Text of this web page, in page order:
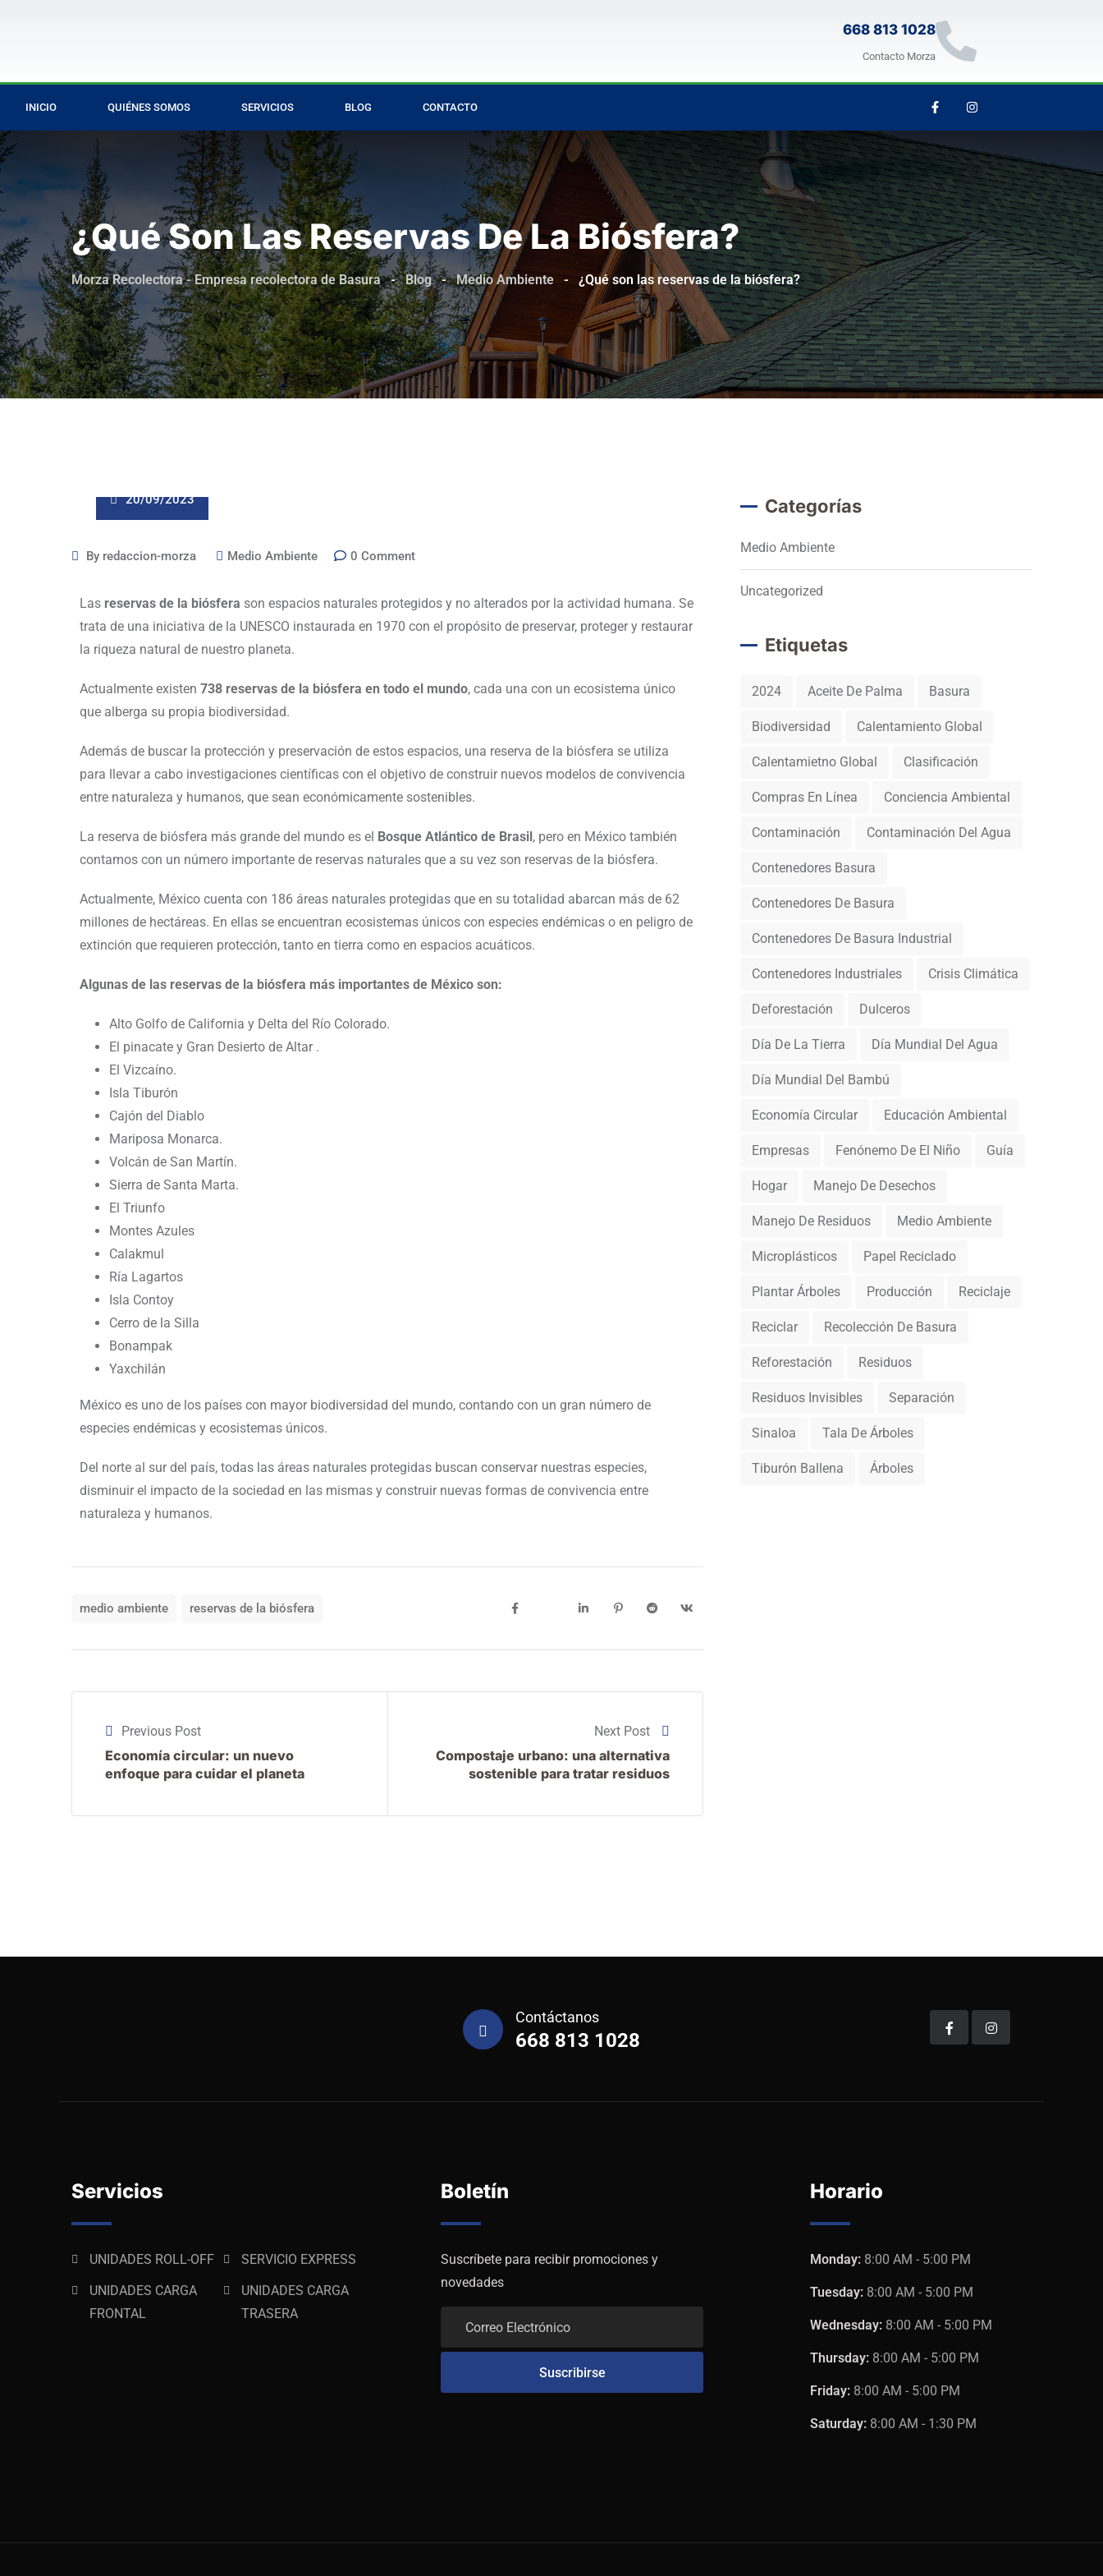
668 813 1028
Contacto Morza
INICIO QUIÉNES SOMOS SERVICIOS BLOG CONTACTO
¿Qué Son Las Reservas De La Biósfera?
Morza Recolectora - Empresa recolectora de Basura - Blog - Medio Ambiente - ¿Qué son las reservas de la biósfera?
20/09/2023
By redaccion-morza Medio Ambiente 0 Comment
Las reservas de la biósfera son espacios naturales protegidos y no alterados por la actividad humana. Se
trata de una iniciativa de la UNESCO instaurada en 1970 con el propósito de preservar, proteger y restaurar
la riqueza natural de nuestro planeta.
Actualmente existen 738 reservas de la biósfera en todo el mundo, cada una con un ecosistema único
que alberga su propia biodiversidad.
Además de buscar la protección y preservación de estos espacios, una reserva de la biósfera se utiliza
para llevar a cabo investigaciones científicas con el objetivo de construir nuevos modelos de convivencia
entre naturaleza y humanos, que sean económicamente sostenibles.
La reserva de biósfera más grande del mundo es el Bosque Atlántico de Brasil, pero en México también
contamos con un número importante de reservas naturales que a su vez son reservas de la biósfera.
Actualmente, México cuenta con 186 áreas naturales protegidas que en su totalidad abarcan más de 62
millones de hectáreas. En ellas se encuentran ecosistemas únicos con especies endémicas o en peligro de
extinción que requieren protección, tanto en tierra como en espacios acuáticos.
Algunas de las reservas de la biósfera más importantes de México son:
Alto Golfo de California y Delta del Río Colorado.
El pinacate y Gran Desierto de Altar .
El Vizcaíno.
Isla Tiburón
Cajón del Diablo
Mariposa Monarca.
Volcán de San Martín.
Sierra de Santa Marta.
El Triunfo
Montes Azules
Calakmul
Ría Lagartos
Isla Contoy
Cerro de la Silla
Bonampak
Yaxchilán
México es uno de los países con mayor biodiversidad del mundo, contando con un gran número de
especies endémicas y ecosistemas únicos.
Del norte al sur del país, todas las áreas naturales protegidas buscan conservar nuestras especies,
disminuir el impacto de la sociedad en las mismas y construir nuevas formas de convivencia entre
naturaleza y humanos.
medio ambiente reservas de la biósfera
Previous Post
Economía circular: un nuevo
enfoque para cuidar el planeta
Next Post
Compostaje urbano: una alternativa
sostenible para tratar residuos
Categorías
Medio Ambiente
Uncategorized
Etiquetas
2024 Aceite De Palma Basura
Biodiversidad Calentamiento Global
Calentamietno Global Clasificación
Compras En Línea Conciencia Ambiental
Contaminación Contaminación Del Agua
Contenedores Basura
Contenedores De Basura
Contenedores De Basura Industrial
Contenedores Industriales Crisis Climática
Deforestación Dulceros
Día De La Tierra Día Mundial Del Agua
Día Mundial Del Bambú
Economía Circular Educación Ambiental
Empresas Fenónemo De El Niño Guía
Hogar Manejo De Desechos
Manejo De Residuos Medio Ambiente
Microplásticos Papel Reciclado
Plantar Árboles Producción Reciclaje
Reciclar Recolección De Basura
Reforestación Residuos
Residuos Invisibles Separación
Sinaloa Tala De Árboles
Tiburón Ballena Árboles
Contáctanos
668 813 1028
Servicios
UNIDADES ROLL-OFF
SERVICIO EXPRESS
UNIDADES CARGA
FRONTAL
UNIDADES CARGA
TRASERA
Boletín
Suscríbete para recibir promociones y
novedades
Horario
Monday: 8:00 AM - 5:00 PM
Tuesday: 8:00 AM - 5:00 PM
Wednesday: 8:00 AM - 5:00 PM
Thursday: 8:00 AM - 5:00 PM
Friday: 8:00 AM - 5:00 PM
Saturday: 8:00 AM - 1:30 PM